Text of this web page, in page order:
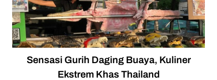
Sensasi Gurih Daging Buaya, Kuliner
Ekstrem Khas Thailand